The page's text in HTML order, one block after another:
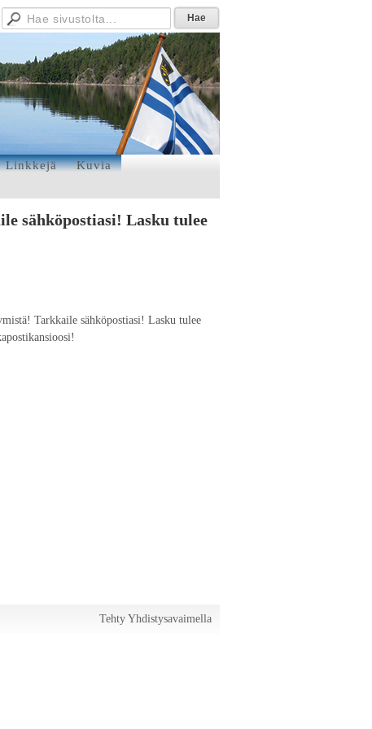
Linkkejä
Kuvia
sähköpostiasi! Lasku tulee
Tarkkaile sähköpostiasi! Lasku tulee
Tehty Yhdistysavaimella